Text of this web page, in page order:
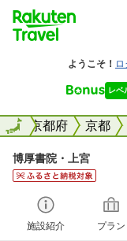
全国京都府 京都
全国
博厚書院・上宮
施設紹介 プラン